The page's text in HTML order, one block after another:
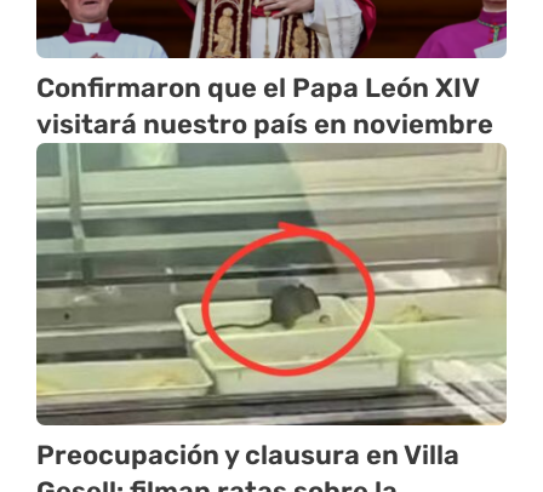
Confirmaron que el Papa León XIV
visitará nuestro país en noviembre
Preocupación y clausura en Villa